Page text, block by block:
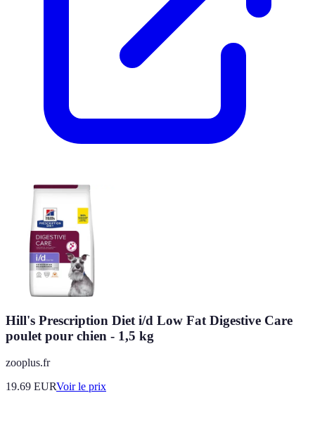
Hill's Prescription Diet i/d Low Fat Digestive Care
poulet pour chien - 1,5 kg
zooplus.fr
19.69 EURVoir le prix